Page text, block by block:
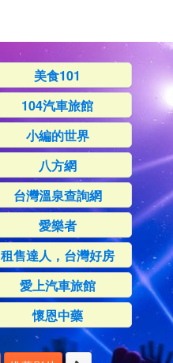
美食101
104汽車旅館
小編的世界
八方網
台灣溫泉查詢網
愛樂者
租售達人，台灣好房
愛上汽車旅館
懷恩中藥